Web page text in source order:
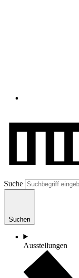
Suche
Suchen
Ausstellungen